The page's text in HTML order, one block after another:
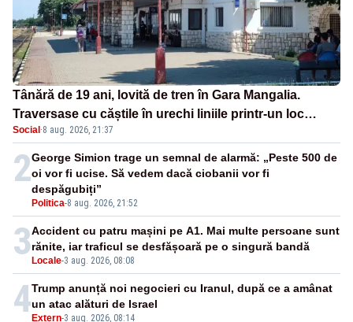
Tânără de 19 ani, lovită de tren în Gara Mangalia.
Traversase cu căștile în urechi liniile printr-un loc
nepermis
Social ·8 aug. 2026, 21:37
2
Politica-8 aug. 2026, 21:52
George Simion trage un semnal de alarmă: „Peste 500 de
oi vor fi ucise. Să vedem dacă ciobanii vor fi
despăgubiți”
3 Locale-3 aug. 2026, 08:08
Accident cu patru mașini pe A1. Mai multe persoane sunt
rănite, iar traficul se desfășoară pe o singură bandă
4 Extern-3 aug. 2026, 08:14
Trump anunță noi negocieri cu Iranul, după ce a amânat
un atac alături de Israel